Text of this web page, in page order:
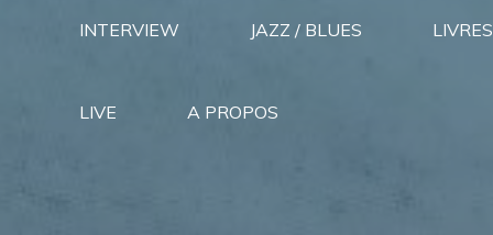
INTERVIEW JAZZ / BLUES LIVRES
LIVE A PROPOS